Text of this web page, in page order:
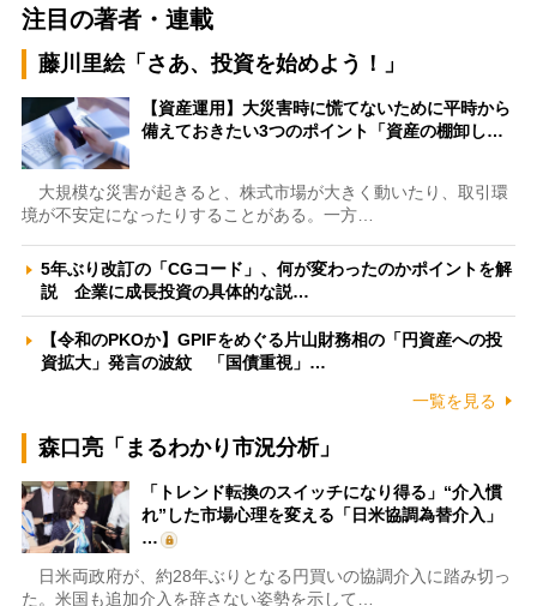
注目の著者・連載
藤川里絵「さあ、投資を始めよう！」
【資産運用】大災害時に慌てないために平時から
備えておきたい3つのポイント「資産の棚卸し…
大規模な災害が起きると、株式市場が大きく動いたり、取引環
境が不安定になったりすることがある。一方…
5年ぶり改訂の「CGコード」、何が変わったのかポイントを解
説 企業に成長投資の具体的な説…
【令和のPKOか】GPIFをめぐる片山財務相の「円資産への投
資拡大」発言の波紋 「国債重視」…
一覧を見る
森口亮「まるわかり市況分析」
「トレンド転換のスイッチになり得る」“介入慣
れ”した市場心理を変える「日米協調為替介入」
…
日米両政府が、約28年ぶりとなる円買いの協調介入に踏み切っ
た。米国も追加介入を辞さない姿勢を示して…